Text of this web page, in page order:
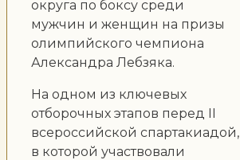
округа по боксу среди
мужчин и женщин на призы
олимпийского чемпиона
Александра Лебзяка.
На одном из ключевых
отборочных этапов перед II
всероссийской спартакиадой,
в которой участвовали